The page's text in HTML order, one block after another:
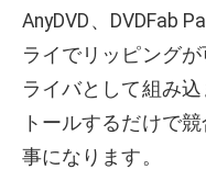
AnyDVD、DVDFab
ライでリッピング
ライバとして組み
トールするだけで
事になります。